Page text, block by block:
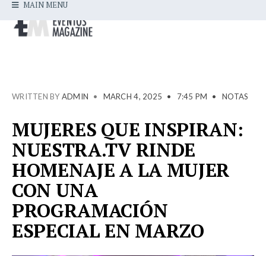
MAIN MENU
WRITTEN BY ADMIN • MARCH 4, 2025 • 7:45 PM • NOTAS
MUJERES QUE INSPIRAN:
NUESTRA.TV RINDE
HOMENAJE A LA MUJER
CON UNA
PROGRAMACIÓN
ESPECIAL EN MARZO